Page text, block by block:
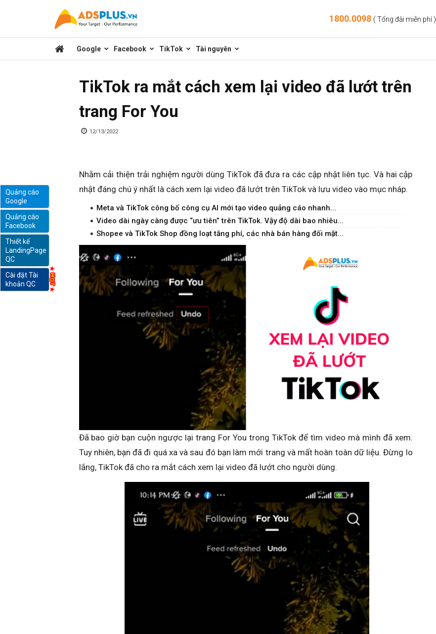
sẻ
marketing
online
1800.0098 ( Tổng đài miễn phí )
Google Facebook TikTok Tài nguyên
TikTok ra mắt cách xem lại video đã lướt trên
trang For You
12/13/2022
Nhằm cải thiện trải nghiệm người dùng TikTok đã đưa ra các cập nhật liên tục. Và hai cập
nhật đáng chú ý nhất là cách xem lại video đã lướt trên TikTok và lưu video vào mục nháp.
Meta và TikTok công bố công cụ AI mới tạo video quảng cáo nhanh...
Video dài ngày càng được “ưu tiên” trên TikTok. Vậy độ dài bao nhiêu...
Shopee và TikTok Shop đồng loạt tăng phí, các nhà bán hàng đối mặt...
Đã bao giờ bạn cuộn ngược lại trang For You trong TikTok để tìm video mà mình đã xem.
Tuy nhiên, bạn đã đi quá xa và sau đó bạn làm mới trang và mất hoàn toàn dữ liệu. Đừng lo
lắng, TikTok đã cho ra mắt cách xem lại video đã lướt cho người dùng.
Quảng cáo
Google
Quảng cáo
Facebook
Thiết kế
LandingPage
QC
Cài đặt Tài
khoản QC